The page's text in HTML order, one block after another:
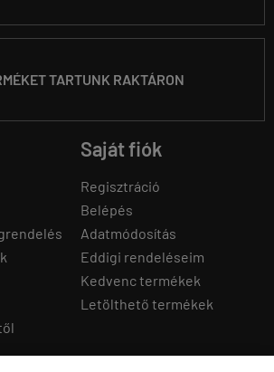
TARTUNK RAKTÁRON
Saját fiók
Regisztráció
Belépés
Adatmódosítás
Eddigi rendeléseim
Kedvenc termékek
Letölthető termékek